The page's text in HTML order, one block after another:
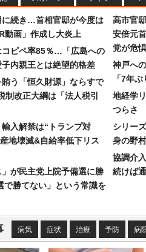
に続き…首相官邸が今度は
動画」作成し大炎上
コピペ率85％…「広島への
内親王とは絶望的格差
う「恒久財源」ならすで
制改正大綱は「法人税引
輸入解禁は“トランプ対
地壊滅&自給率低下リス
」が民主党上院予備選に勝
で勝てない」という常識を
高市官
安倍元
党が危惧
神戸へ
「7年
地経学
つらさ
シリー
身の野
協調介
続けば
病気 症状 治療 予防 病